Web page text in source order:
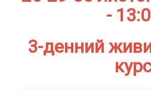
-
3-денний